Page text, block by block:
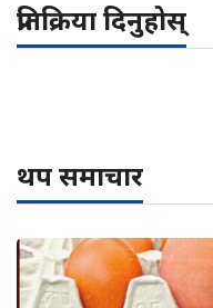
प्रतिक्रिया दिनुहोस्
थप समाचार